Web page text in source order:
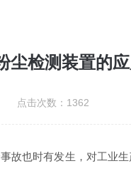
检测装置的
点击次数：1362
也时有发生，对工业